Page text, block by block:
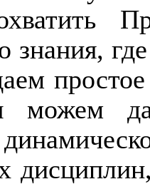
знания,